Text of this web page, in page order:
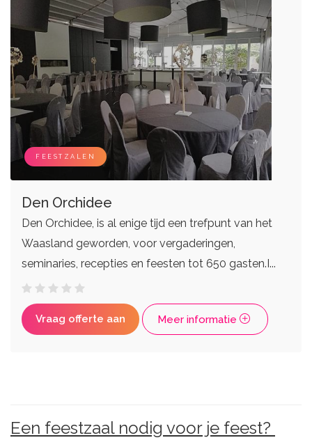
FEESTZALEN
Den Orchidee
Den Orchidee, is al enige tijd een trefpunt van het
Waasland geworden, voor vergaderingen,
seminaries, recepties en feesten tot 650 gasten.I...
Vraag offerte aan Meer informatie
Een feestzaal nodig voor je feest?